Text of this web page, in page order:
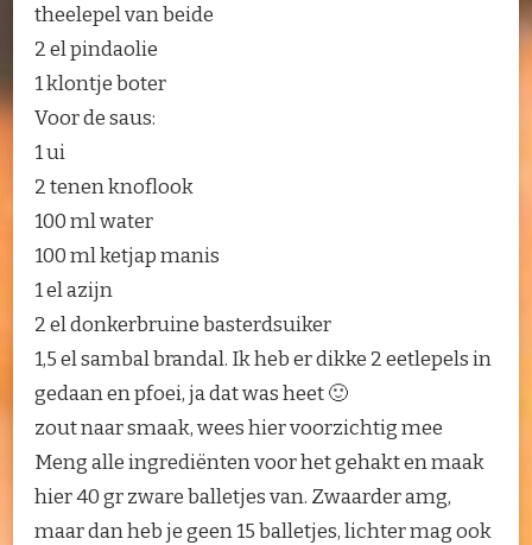
theelepel van beide
2 el pindaolie
1 klontje boter
Voor de saus:
1 ui
2 tenen knoflook
100 ml water
100 ml ketjap manis
1 el azijn
2 el donkerbruine basterdsuiker
1,5 el sambal brandal. Ik heb er dikke 2 eetlepels in
gedaan en pfoei, ja dat was heet 🙂
zout naar smaak, wees hier voorzichtig mee
Meng alle ingrediënten voor het gehakt en maak
hier 40 gr zware balletjes van. Zwaarder amg,
maar dan heb je geen 15 balletjes, lichter mag ook